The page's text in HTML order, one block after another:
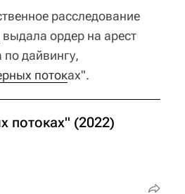
расследование
выдала ордер на арест
по дайвингу,
потоках".
потоках" (2022)